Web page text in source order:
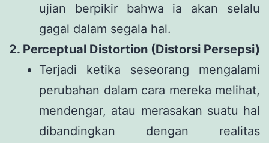
ujian berpikir bahwa ia akan selalu
gagal dalam segala hal.
2. Perceptual Distortion (Distorsi Persepsi)
Terjadi ketika seseorang mengalami
perubahan dalam cara mereka melihat,
mendengar, atau merasakan suatu hal
dibandingkan dengan realitas